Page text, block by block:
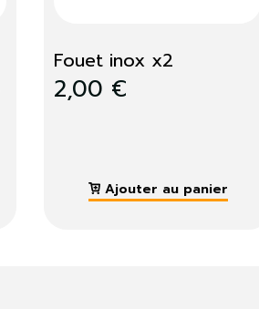
Cuillère inox
CUILLÈRE 32 CM - 75GR -
Ajouter au panier